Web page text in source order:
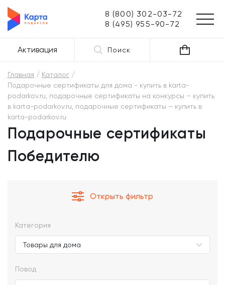
8 (800) 302-03-72
8 (495) 955-90-72
Активация Поиск
Главная
Каталог
Подарочные сертификаты для дома - купить в karta-
podarkov.ru, подарочные сертификаты на конкурсы – купить
в karta-podarkov.ru, подарочные сертификаты – купить в
karta-podarkov.ru
Подарочные сертификаты
Победителю
Открыть фильтр
Категория
Повод